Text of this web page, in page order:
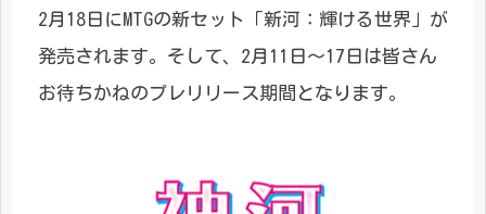
2月18日にMTGの新セット「新河：輝ける世界」が
発売されます。そして、2月11日～17日は皆さん
お待ちかねのプレリリース期間となります。